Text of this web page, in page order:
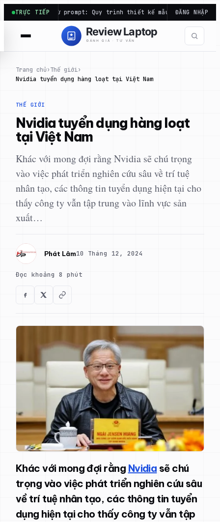
Chuyển
đến
phần
TRỰC TIẾP
từ prompt: Quy trình thiết kế mẫu… Bảo hành laptop:
ĐĂNG NHẬP
Trang chủ›Thế giới›
Nvidia tuyển dụng hàng loạt tại Việt Nam
THẾ GIỚI
Nvidia tuyển dụng hàng loạt
tại Việt Nam
Khác với mong đợi rằng Nvidia sẽ chú trọng
vào việc phát triển nghiên cứu sâu về trí tuệ
nhân tạo, các thông tin tuyển dụng hiện tại cho
thấy công ty vẫn tập trung vào lĩnh vực sản
xuất…
Phát Lâm10 Tháng 12, 2024
Đọc khoảng 8 phút
Khác với mong đợi rằng Nvidia sẽ chú
trọng vào việc phát triển nghiên cứu sâu
về trí tuệ nhân tạo, các thông tin tuyển
dụng hiện tại cho thấy công ty vẫn tập